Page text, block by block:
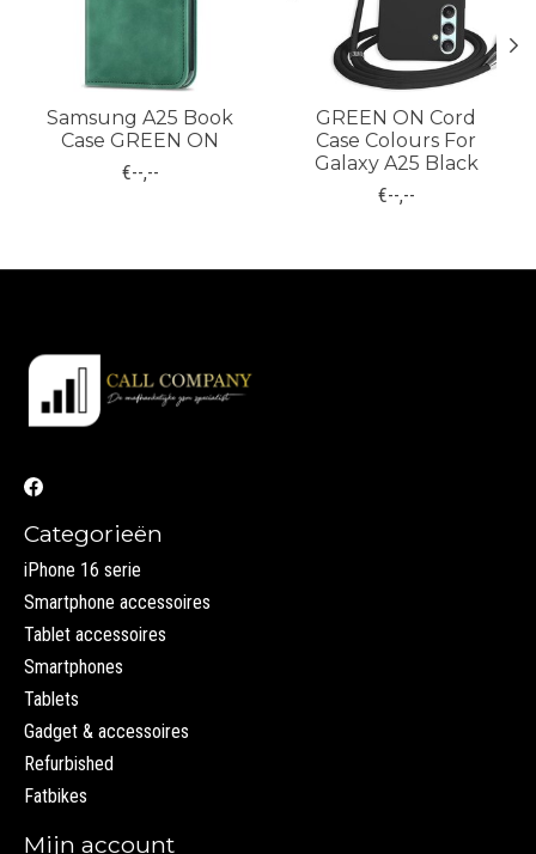
Samsung A25 Book
Case GREEN ON
€--,--
GREEN ON Cord
Case Colours For
Galaxy A25 Black
€--,--
Categorieën
iPhone 16 serie
Smartphone accessoires
Tablet accessoires
Smartphones
Tablets
Gadget & accessoires
Refurbished
Fatbikes
Mijn account